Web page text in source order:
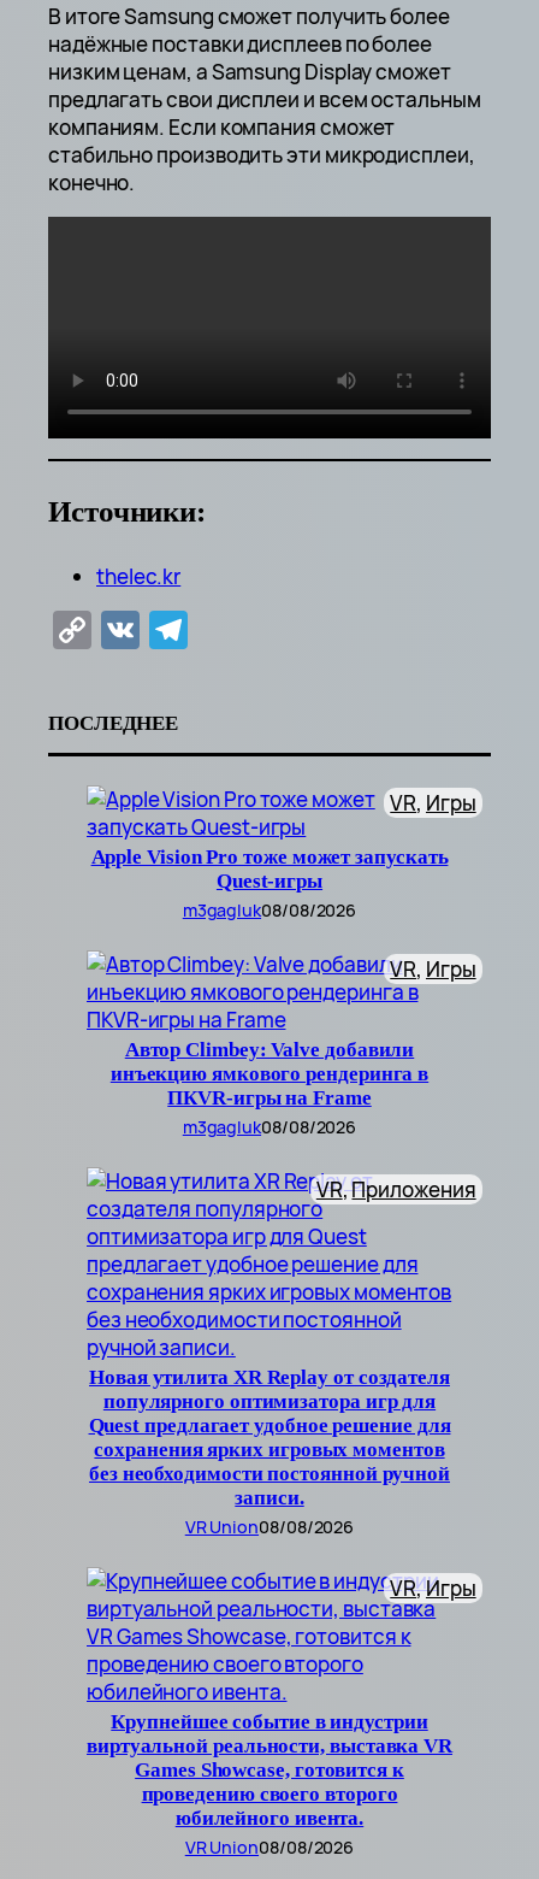
В итоге Samsung сможет получить более
надёжные поставки дисплеев по более
низким ценам, а Samsung Display сможет
предлагать свои дисплеи и всем остальным
компаниям. Если компания сможет
стабильно производить эти микродисплеи,
конечно.
Источники:
thelec.kr
Copy
VK
ПОСЛЕДНЕЕ
Apple Vision Pro тоже может запускать
Quest-игры
VR, Игры
m3gagluk08/08/2026
Автор Climbey: Valve добавили
инъекцию ямкового рендеринга в
ПКVR-игры на Frame
VR, Игры
m3gagluk08/08/2026
Новая утилита XR Replay от создателя
популярного оптимизатора игр для
Quest предлагает удобное решение для
сохранения ярких игровых моментов
без необходимости постоянной ручной
записи.
VR, Приложения
VR Union08/08/2026
Крупнейшее событие в индустрии
виртуальной реальности, выставка VR
Games Showcase, готовится к
проведению своего второго
юбилейного ивента.
VR, Игры
VR Union08/08/2026